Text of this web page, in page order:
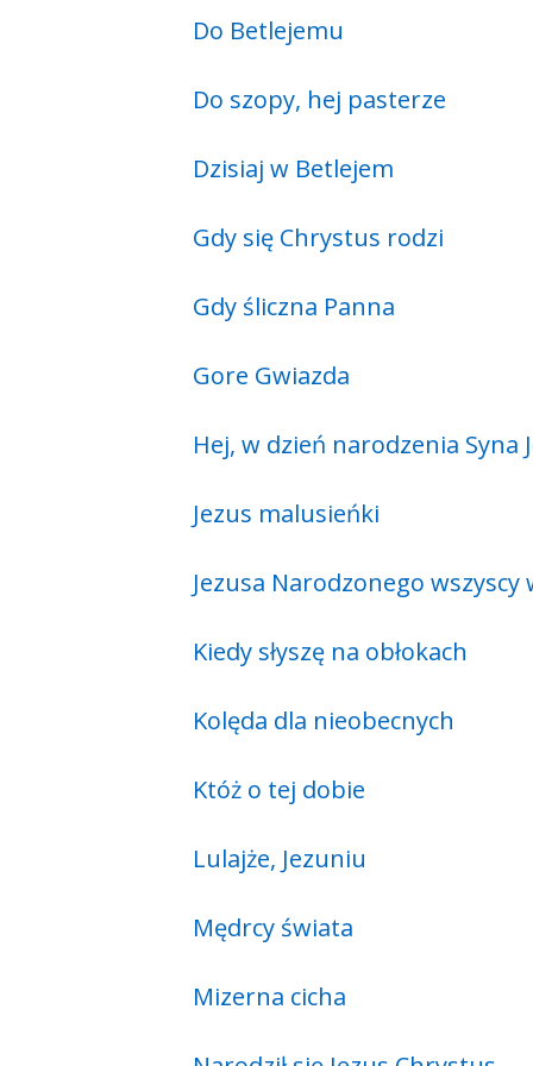
Do Betlejemu
Do szopy, hej pasterze
Dzisiaj w Betlejem
Gdy się Chrystus rodzi
Gdy śliczna Panna
Gore Gwiazda
Hej, w dzień narodzenia Syna
Jezus malusieńki
Jezusa Narodzonego wszyscy
Kiedy słyszę na obłokach
Kolęda dla nieobecnych
Któż o tej dobie
Lulajże, Jezuniu
Mędrcy świata
Mizerna cicha